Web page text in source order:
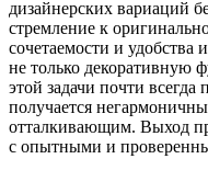
дизайнерских вариаций
стремление к
сочетаемости и удобства
не только декоративную
этой задачи почти всегда
получается
отталкивающим. Выход
с опытными и